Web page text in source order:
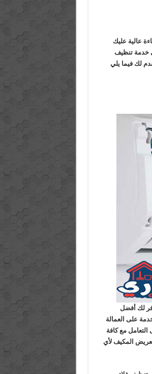
عالية عليك
خدمة تنظيف
لك فيما يلي
لك أفضل
على العمالة
التعامل مع كافة
المكيف لأي